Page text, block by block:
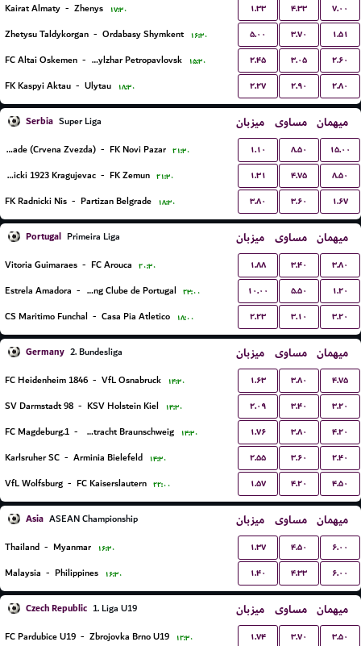
Kairat Almaty - Zhenys ۱۷:۳۰ ۱.۳۳ ۴.۳۳ ۷.۰۰
Zhetysu Taldykorgan - Ordabasy Shymkent ۱۶:۳۰ ۵.۰۰ ۳.۷۰ ۱.۵۱
FC Altai Oskemen - FK Kyzylzhar Petropavlovsk ۱۵:۳۰ ۲.۴۵ ۳.۰۵ ۲.۶۰
FK Kaspyi Aktau - Ulytau ۱۸:۳۰ ۲.۲۷ ۲.۹۰ ۲.۸۰
Serbia Super Liga میزبان مساوی میهمان
FK Red Star Belgrade (Crvena Zvezda) - FK Novi Pazar ۲۱:۳۰ ۱.۱۰ ۸.۵۰ ۱۵.۰۰
FK Radnicki 1923 Kragujevac - FK Zemun ۲۱:۳۰ ۱.۳۱ ۴.۷۵ ۸.۵۰
FK Radnicki Nis - Partizan Belgrade ۱۸:۳۰ ۳.۸۰ ۳.۶۰ ۱.۶۷
Portugal Primeira Liga میزبان مساوی میهمان
Vitoria Guimaraes - FC Arouca ۲۰:۳۰ ۱.۸۸ ۳.۴۰ ۳.۸۰
Estrela Amadora - Sporting Clube de Portugal ۲۳:۰۰ ۱۰.۰۰ ۵.۵۰ ۱.۲۰
CS Maritimo Funchal - Casa Pia Atletico ۱۸:۰۰ ۲.۲۳ ۳.۱۰ ۳.۲۰
Germany 2. Bundesliga میزبان مساوی میهمان
FC Heidenheim 1846 - VfL Osnabruck ۱۴:۳۰ ۱.۶۳ ۳.۸۰ ۴.۷۵
SV Darmstadt 98 - KSV Holstein Kiel ۱۴:۳۰ ۲.۰۹ ۳.۴۰ ۳.۲۰
1.FC Magdeburg - TSV Eintracht Braunschweig ۱۴:۳۰ ۱.۷۶ ۳.۸۰ ۴.۲۰
Karlsruher SC - Arminia Bielefeld ۱۴:۳۰ ۲.۵۵ ۳.۶۰ ۲.۴۰
VfL Wolfsburg - FC Kaiserslautern ۲۲:۰۰ ۱.۵۷ ۴.۲۰ ۴.۵۰
Asia ASEAN Championship میزبان مساوی میهمان
Thailand - Myanmar ۱۶:۳۰ ۱.۳۷ ۴.۵۰ ۶.۰۰
Malaysia - Philippines ۱۶:۳۰ ۱.۴۰ ۴.۳۳ ۶.۰۰
Czech Republic 1. Liga U19 میزبان مساوی میهمان
FC Pardubice U19 - Zbrojovka Brno U19 ۱۲:۳۰ ۱.۷۴ ۳.۷۰ ۳.۵۰